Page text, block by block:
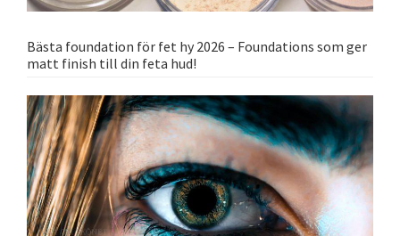
Bästa foundation för fet hy 2026 – Foundations som ger
matt finish till din feta hud!